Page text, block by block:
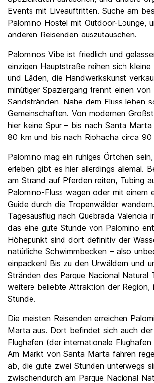
Events mit Liveauftritten. Suche am
Palomino Hostel mit Outdoor-Lounge,
anderen Reisenden auszutauschen.
Palominos Vibe ist friedlich und
einzigen Hauptstraße reihen sich kleine
und Läden, die Handwerkskunst
minütiger Spaziergang trennt einen von
Sandstränden. Nahe dem Fluss leben
Gemeinschaften. Von modernen
hier keine Spur – bis nach Santa
80 km und bis nach Riohacha circa 90
Palomino mag ein ruhiges Örtchen
erleben gibt es hier allerdings allemal.
am Strand auf Pferden reiten, Tubing
Palomino-Fluss wagen oder mit einem
Guide durch die Tropenwälder
Tagesausflug nach Quebrada Valencia
das eine gute Stunde von Palomino
Höhepunkt sind dort definitiv der
natürliche Schwimmbecken – also
einpacken! Bis zu den Urwäldern und
Stränden des Parque Nacional Natural
weitere beliebte Attraktion der Region,
Stunde.
Die meisten Reisenden erreichen
Marta aus. Dort befindet sich auch
Flughafen (der internationale Flughafen
Am Markt von Santa Marta fahren
ab, die gute zwei Stunden unterwegs
zwischendurch am Parque Nacional